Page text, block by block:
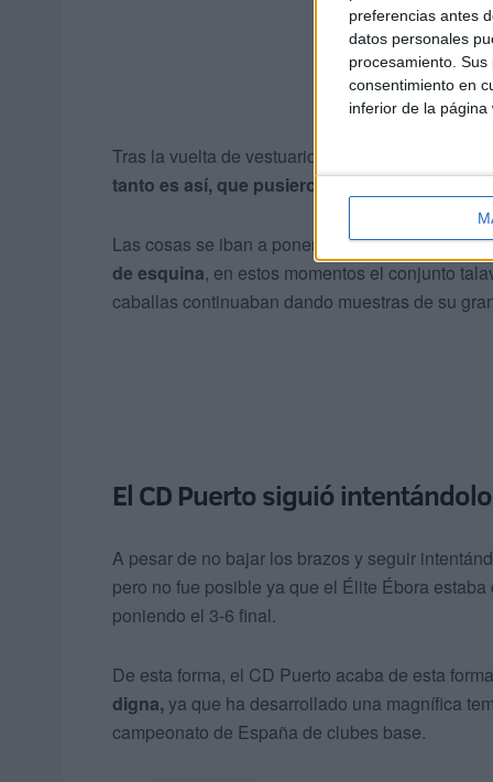
preferencias antes
datos personales
procesamiento.
consentimiento en
inferior de la página
Tras la vuelta de vestuarios, el Ébora de
tanto es así, que pusieron el 3-4consiguiendo
Las cosas se iban a poner peor para el CD
de esquina, en estos momentos el conjunto
caballas continuaban dando muestras de su
El CD Puerto siguió intentándolo
A pesar de no bajar los brazos y seguir
pero no fue posible ya que el Élite Ébora
poniendo el 3-6 final.
De esta forma, el CD Puerto acaba de esta
digna, ya que ha desarrollado una magnífica
campeonato de España de clubes base.